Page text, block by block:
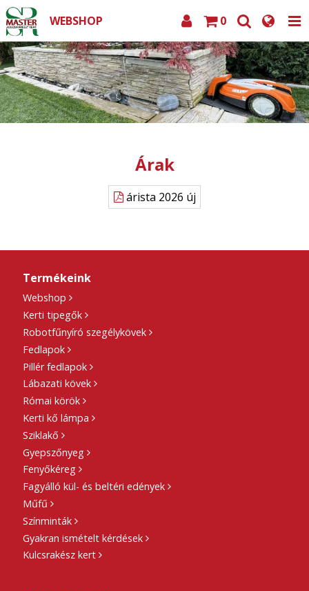
0
WEBSHOP
Árak
árista 2026 új
Termékeink
Webshop
Kerti tipegők
Robotfűnyíró szegélykövek
Fedlapok
Pillér fedlapok
Lábazati kövek
Római körök
Kerti kő lámpa
Sziklakő
Gyepszőnyeg
Fenyőkéreg
Fagyálló kül- és beltéri edények
Műfű
Színminták
Gyakran ismételt kérdések
Kulcsrakész kert